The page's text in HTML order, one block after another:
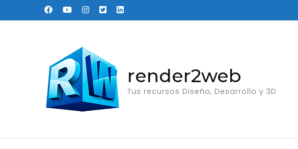
al
render2web
Tus recursos Diseño, Desarrollo y 3D